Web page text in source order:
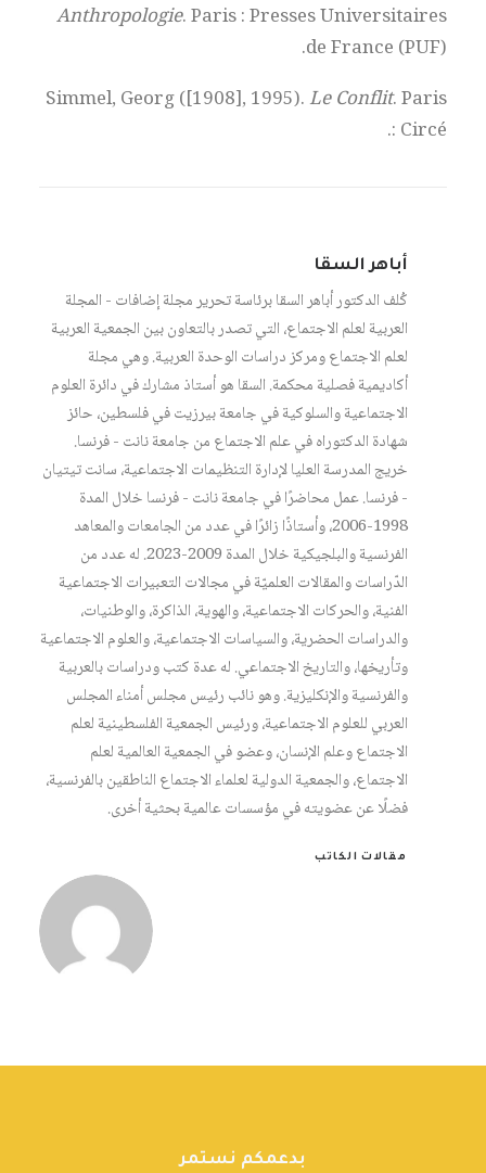
Anthropologie. Paris : Presses Universitaires
de France (PUF).
Simmel, Georg ([1908], 1995).Le Conflit. Paris
: Circé.
أباهر السقا
كُلف الدكتور أباهر السقا برئاسة تحرير مجلة إضافات - المجلة
العربية لعلم الاجتماع، التي تصدر بالتعاون بين الجمعية العربية
لعلم الاجتماع ومركز دراسات الوحدة العربية. وهي مجلة
أكاديمية فصلية محكمة. السقا هو أستاذ مشارك في دائرة العلوم
الاجتماعية والسلوكية في جامعة بيرزيت في فلسطين، حائز
شهادة الدكتوراه في علم الاجتماع من جامعة نانت - فرنسا.
خريج المدرسة العليا لإدارة التنظيمات الاجتماعية، سانت تيتيان
- فرنسا. عمل محاضرًا في جامعة نانت - فرنسا خلال المدة
1998-2006، وأستاذًا زائرًا في عدد من الجامعات والمعاهد
الفرنسية والبلجيكية خلال المدة 2009-2023. له عدد من
الدّراسات والمقالات العلميّة في مجالات التعبيرات الاجتماعية
الفنية، والحركات الاجتماعية، والهوية، الذاكرة، والوطنيات،
والدراسات الحضرية، والسياسات الاجتماعية، والعلوم الاجتماعية
وتأريخها، والتاريخ الاجتماعي. له عدة كتب ودراسات بالعربية
والفرنسية والإنكليزية. وهو نائب رئيس مجلس أمناء المجلس
العربي للعلوم الاجتماعية، ورئيس الجمعية الفلسطينية لعلم
الاجتماع وعلم الإنسان، وعضو في الجمعية العالمية لعلم
الاجتماع، والجمعية الدولية لعلماء الاجتماع الناطقين بالفرنسية،
فضلًا عن عضويته في مؤسسات عالمية بحثية أخرى.
مقالات الكاتب
بدعمكم نستمر